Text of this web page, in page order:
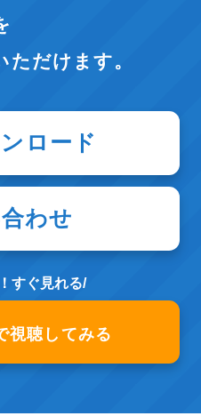
ただけます。
ロード
わせ
すぐ見れる/
視聴してみる